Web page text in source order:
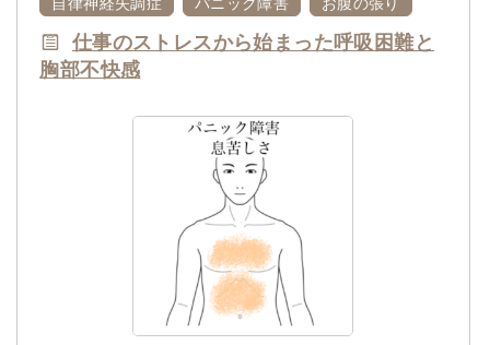
仕事のストレスから始まった呼吸困難と
胸部不快感